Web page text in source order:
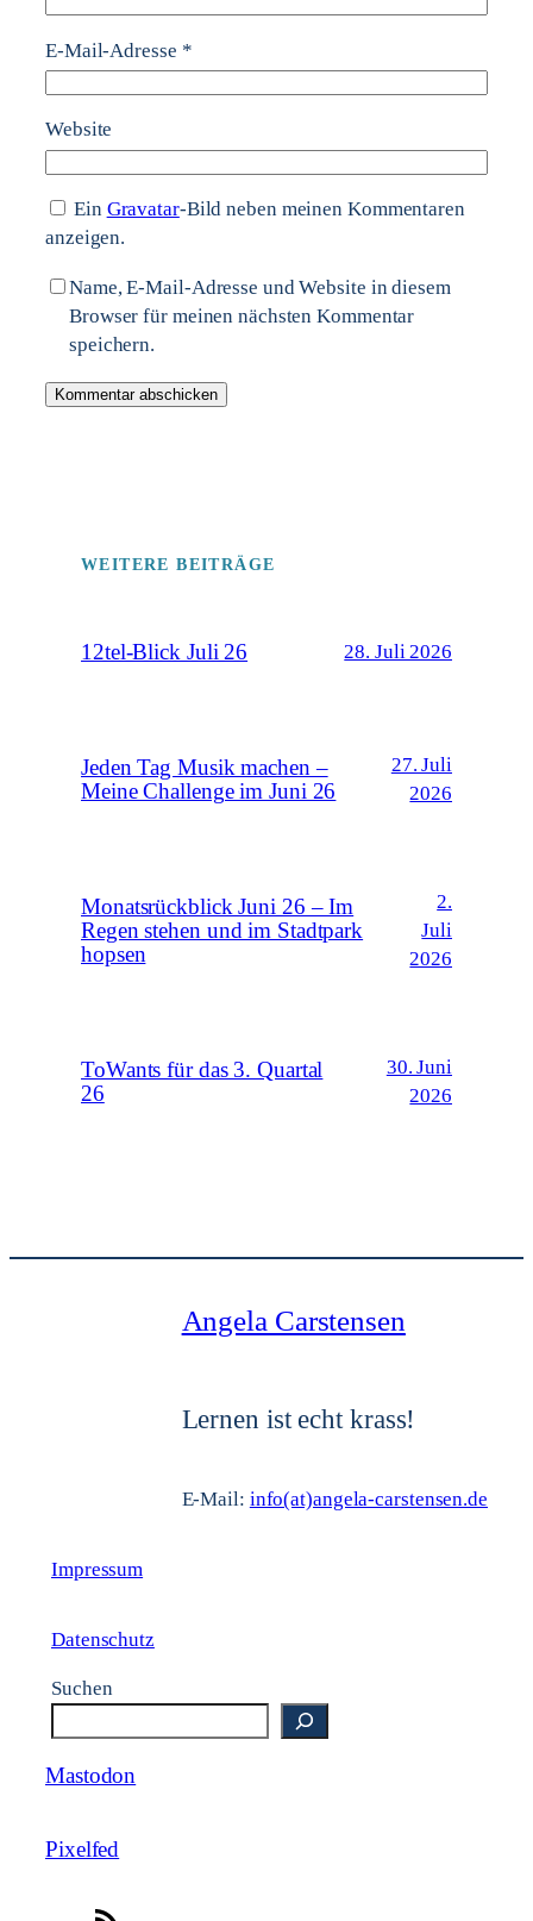
E-Mail-Adresse *
Website
Ein Gravatar-Bild neben meinen Kommentaren
anzeigen.
Name, E-Mail-Adresse und Website in diesem
Browser für meinen nächsten Kommentar
speichern.
WEITERE BEITRÄGE
12tel-Blick Juli 26 28. Juli 2026
Jeden Tag Musik machen –
Meine Challenge im Juni 26
27. Juli
2026
Monatsrückblick Juni 26 – Im
Regen stehen und im Stadtpark
hopsen
2.
Juli
2026
ToWants für das 3. Quartal
26
30. Juni
2026
Angela Carstensen
Lernen ist echt krass!
E-Mail: info(at)angela-carstensen.de
Impressum
Datenschutz
Suchen
Mastodon
Pixelfed